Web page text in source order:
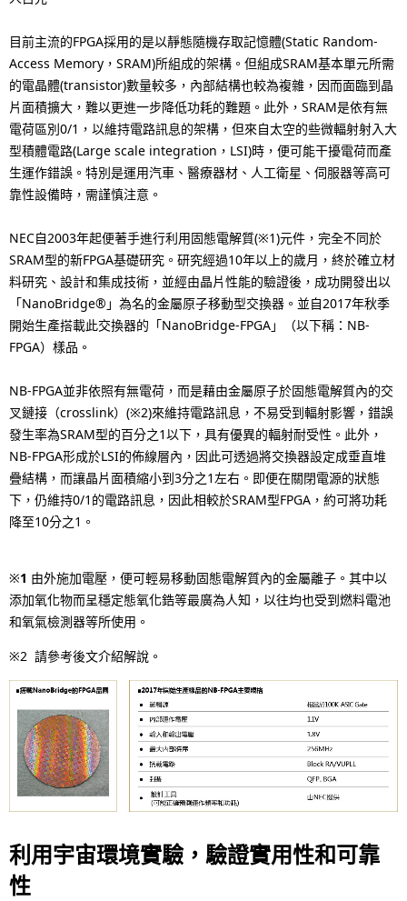
r
e
s
e
n
t
l
o
c
a
i
o
n
t
h
e
.
a
v
i
g
a
t
i
o
n
目前主流的FPGA採用的是以靜態隨機存取記憶體(Static Random-
Access Memory，SRAM)所組成的架構。但組成SRAM基本單元所需
的電晶體(transistor)數量較多，內部結構也較為複雜，因而面臨到晶
片面積擴大，難以更進一步降低功耗的難題。此外，SRAM是依有無
電荷區別0/1，以維持電路訊息的架構，但來自太空的些微輻射射入大
型積體電路(Large scale integration，LSI)時，便可能干擾電荷而產
生運作錯誤。特別是運用汽車、醫療器材、人工衛星、伺服器等高可
靠性設備時，需謹慎注意。
NEC自2003年起便著手進行利用固態電解質(※1)元件，完全不同於
SRAM型的新FPGA基礎研究。研究經過10年以上的歲月，終於確立材
料研究、設計和集成技術，並經由晶片性能的驗證後，成功開發出以
「NanoBridge®」為名的金屬原子移動型交換器。並自2017年秋季
開始生產搭載此交換器的「NanoBridge-FPGA」（以下稱：NB-
FPGA）樣品。
NB-FPGA並非依照有無電荷，而是藉由金屬原子於固態電解質內的交
叉鏈接（crosslink）(※2)來維持電路訊息，不易受到輻射影響，錯誤
發生率為SRAM型的百分之1以下，具有優異的輻射耐受性。此外，
NB-FPGA形成於LSI的佈線層內，因此可透過將交換器設定成垂直堆
疊結構，而讓晶片面積縮小到3分之1左右。即便在關閉電源的狀態
下，仍維持0/1的電路訊息，因此相較於SRAM型FPGA，約可將功耗
降至10分之1。
※1 由外施加電壓，便可輕易移動固態電解質內的金屬離子。其中以
添加氧化物而呈穩定態氧化鋯等最廣為人知，以往均也受到燃料電池
和氧氣檢測器等所使用。
※2 請參考後文介紹解說。
利用宇宙環境實驗，驗證實用性和可靠
性